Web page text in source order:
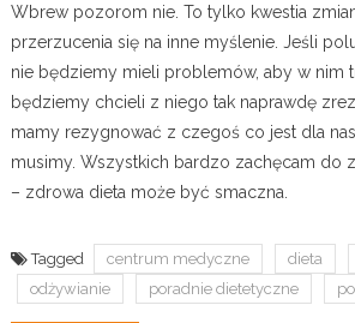
Wbrew pozorom nie. To tylko kwestia
przerzucenia się na inne myślenie. Jeśli
nie będziemy mieli problemów, aby w nim
będziemy chcieli z niego tak naprawdę
mamy rezygnować z czegoś co jest dla
musimy. Wszystkich bardzo zachęcam do
– zdrowa dieta może być smaczna.
Tagged centrum medyczne dieta
odżywianie
poradnie dietetyczne